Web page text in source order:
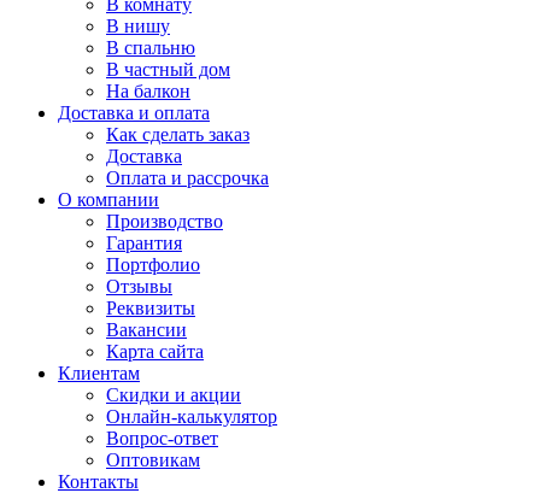
В комнату
В нишу
В спальню
В частный дом
На балкон
Доставка и оплата
Как сделать заказ
Доставка
Оплата и рассрочка
О компании
Производство
Гарантия
Портфолио
Отзывы
Реквизиты
Вакансии
Карта сайта
Клиентам
Скидки и акции
Онлайн-калькулятор
Вопрос-ответ
Оптовикам
Контакты